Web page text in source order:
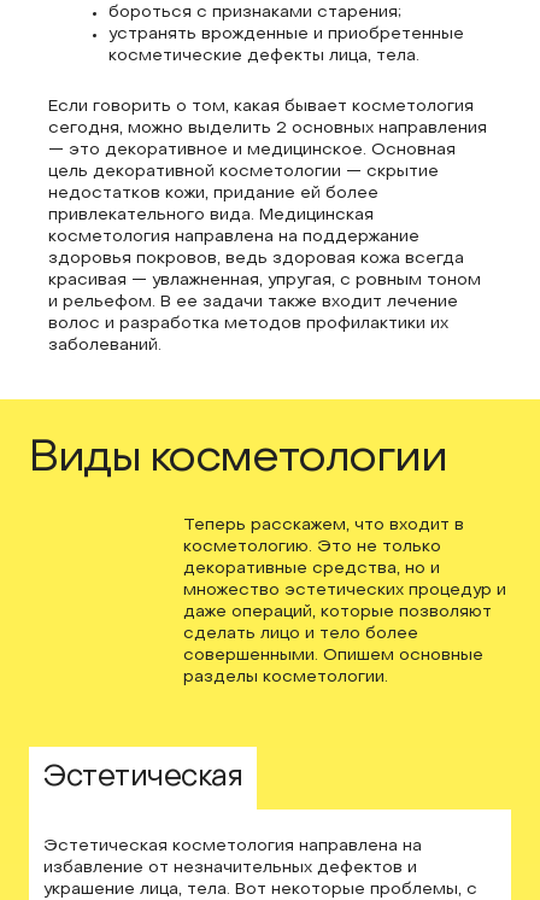
бороться с признаками старения;
устранять врожденные и приобретенные
косметические дефекты лица, тела.
Если говорить о том, какая бывает косметология
сегодня, можно выделить 2 основных направления
— это декоративное и медицинское. Основная
цель декоративной косметологии — скрытие
недостатков кожи, придание ей более
привлекательного вида. Медицинская
косметология направлена на поддержание
здоровья покровов, ведь здоровая кожа всегда
красивая — увлажненная, упругая, с ровным тоном
и рельефом. В ее задачи также входит лечение
волос и разработка методов профилактики их
заболеваний.
Виды косметологии
Теперь расскажем, что входит в
косметологию. Это не только
декоративные средства, но и
множество эстетических процедур и
даже операций, которые позволяют
сделать лицо и тело более
совершенными. Опишем основные
разделы косметологии.
01
Эстетическая
Эстетическая косметология направлена на
избавление от незначительных дефектов и
украшение лица, тела. Вот некоторые проблемы, с